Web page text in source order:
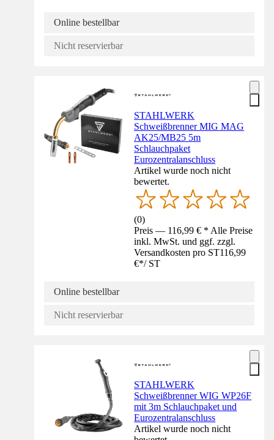
Online bestellbar
Nicht reservierbar
STAHLWERK
Schweißbrenner MIG MAG
AK25/MB25 5m
Schlauchpaket
Eurozentralanschluss
Artikel wurde noch nicht
bewertet.
(0)
Preis — 116,99 € * Alle Preise
inkl. MwSt. und ggf. zzgl.
Versandkosten pro ST116,99
€*/ ST
Online bestellbar
Nicht reservierbar
STAHLWERK
Schweißbrenner WIG WP26F
mit 3m Schlauchpaket und
Eurozentralanschluss
Artikel wurde noch nicht